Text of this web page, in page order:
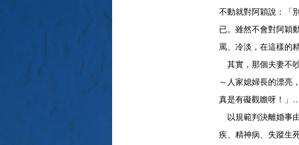
不動就對阿穎說：「
已。雖然不會對阿穎
罵、冷淡，在這樣的
其實，那個夫妻不
～人家媳婦長的漂亮
真是有礙觀瞻呀！」
以規範判決離婚事
疾、精神病、失蹤生